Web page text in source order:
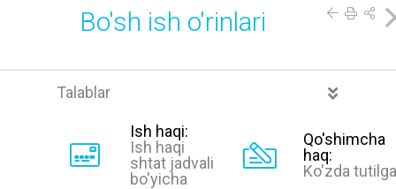
Bo'sh ish o'rinlari
Talablar
Ish haqi:
Ish haqi
shtat jadvali
bo'yicha
Qo'shimcha
haq:
Ko'zda